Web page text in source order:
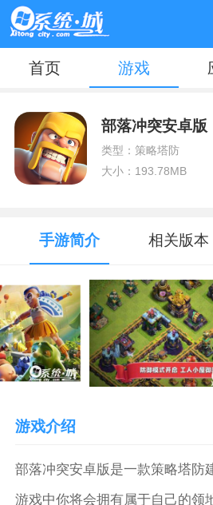
首页 游戏
部落冲突安卓版
类型：策略塔防
大小：193.78MB
手游简介 相关版本
游戏介绍
部落冲突安卓版是一款策略塔防
游戏中你将会拥有属于自己的领